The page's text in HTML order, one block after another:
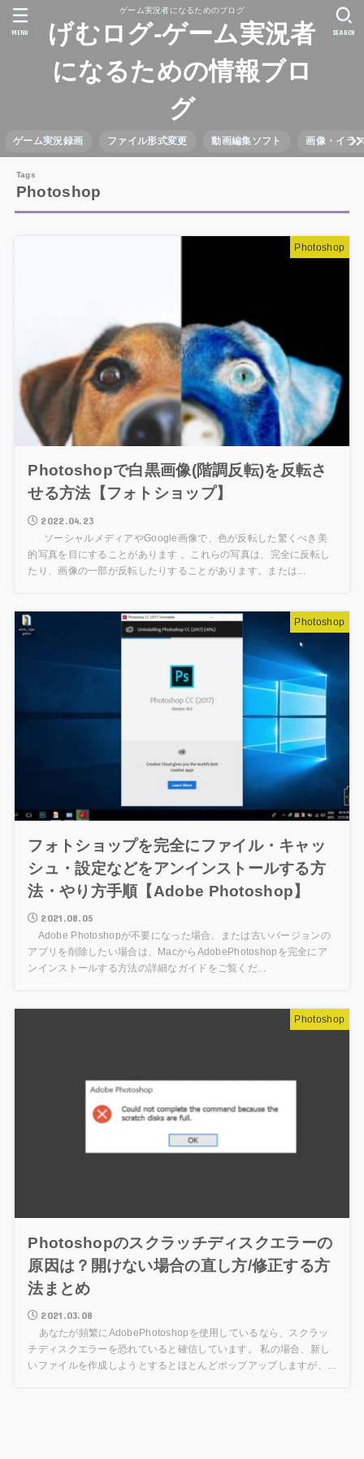
ゲーム実況者になるためのブログ
げむログ-ゲーム実況者
になるための情報ブロ
グ
ゲーム実況録画 ファイル形式変更 動画編集ソフト 画像・イラ
SEARCH
MENU
Photoshop
Photoshop
Photoshopで白黒画像(階調反転)を反転さ
せる方法【フォトショップ】
2022.04.23
ソーシャルメディアやGoogle画像で、色が反転した驚くべき美
的写真を目にすることがあります 。これらの写真は、完全に反転し
たり、画像の一部が反転したりすることがあります。または...
Photoshop
フォトショップを完全にファイル・キャッ
シュ・設定などをアンインストールする方
法・やり方手順【Adobe Photoshop】
2021.08.05
Adobe Photoshopが不要になった場合、または古いバージョンの
アプリを削除したい場合は、MacからAdobePhotoshopを完全にア
ンインストールする方法の詳細なガイドをご覧くだ...
Photoshop
Photoshopのスクラッチディスクエラーの
原因は？開けない場合の直し方/修正する方
法まとめ
2021.03.08
あなたが頻繁にAdobePhotoshopを使用しているなら、スクラッ
チディスクエラーを恐れていると確信しています。 私の場合、新し
いファイルを作成しようとするとほとんどポップアップしますが、...